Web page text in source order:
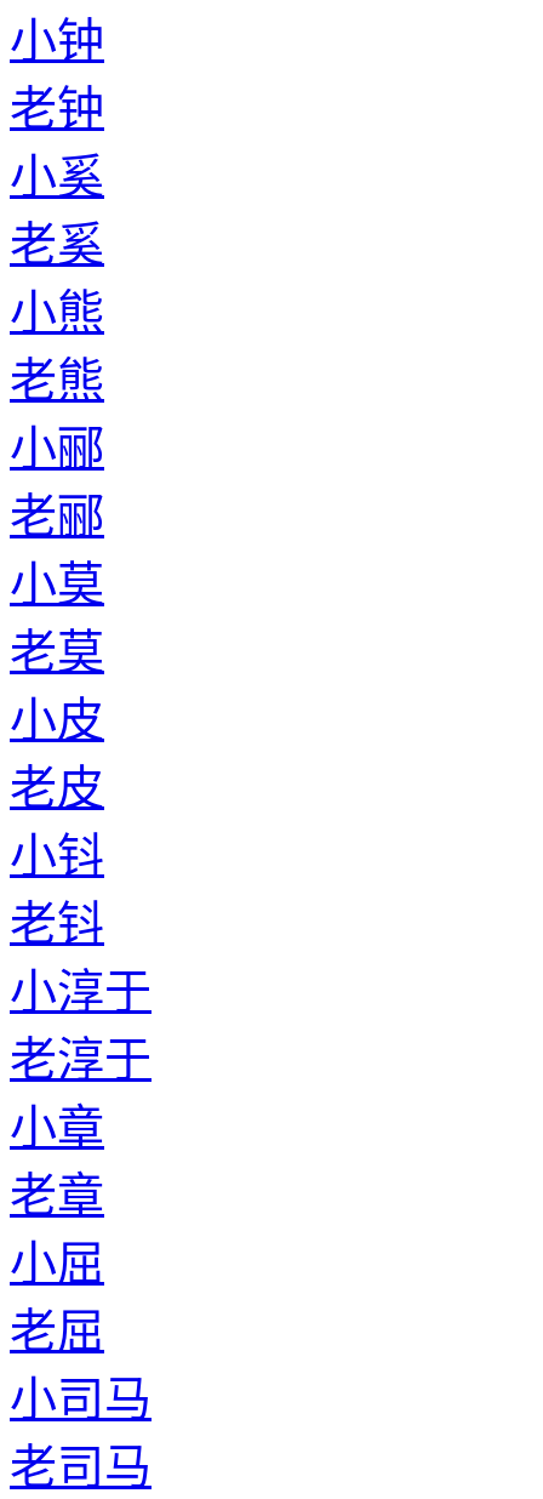
小钟
老钟
小奚
老奚
小熊
老熊
小郦
老郦
小莫
老莫
小皮
老皮
小钭
老钭
小淳于
老淳于
小章
老章
小屈
老屈
小司马
老司马